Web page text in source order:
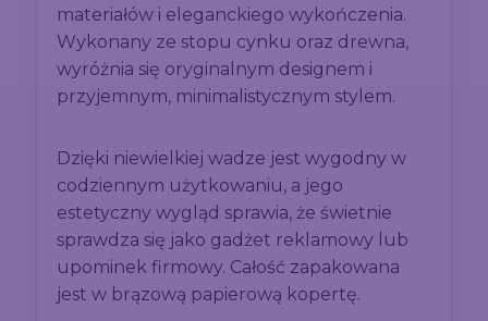
materiałów i eleganckiego wykończenia.
Wykonany ze stopu cynku oraz drewna,
wyróżnia się oryginalnym designem i
przyjemnym, minimalistycznym stylem.
Dzięki niewielkiej wadze jest wygodny w
codziennym użytkowaniu, a jego
estetyczny wygląd sprawia, że świetnie
sprawdza się jako gadżet reklamowy lub
upominek firmowy. Całość zapakowana
jest w brązową papierową kopertę.